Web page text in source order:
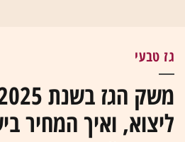
גז טבעי
ליצוא, ואיך המחיר